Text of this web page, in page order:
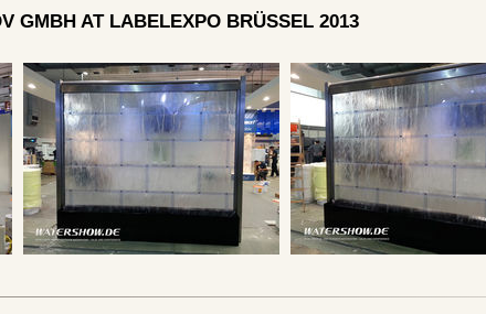
GMBH AT LABELEXPO BRÜSSEL 2013